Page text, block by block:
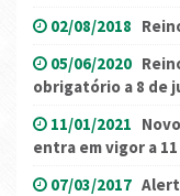
02/08/2018
05/06/2020
obrigatório a 8 de
11/01/2021
entra em vigor a
07/03/2017